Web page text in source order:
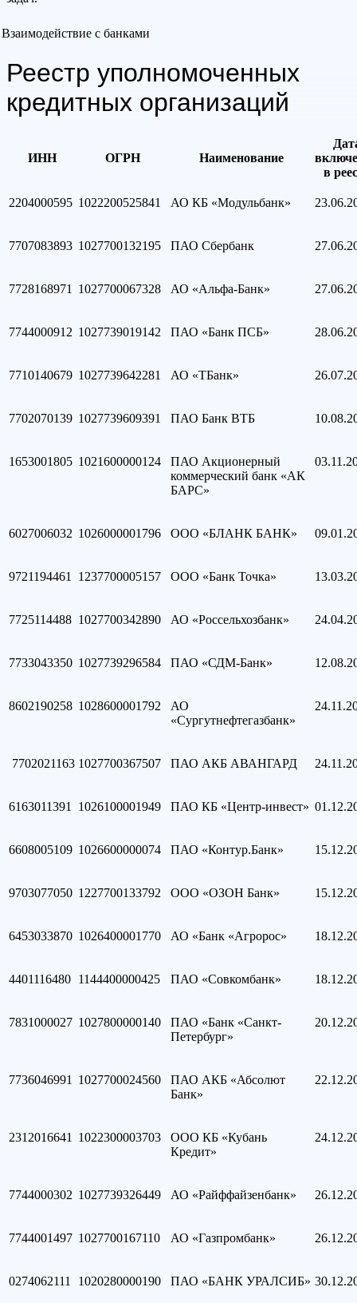
Взаимодействие с банками
Реестр уполномоченных
кредитных организаций
ИНН ОГРН Наименование
в
2204000595 1022200525841 АО КБ «Модульбанк»
7707083893 1027700132195 ПАО Сбербанк
7728168971 1027700067328 АО «Альфа-Банк»
7744000912 1027739019142 ПАО «Банк ПСБ»
7710140679 1027739642281 АО «ТБанк»
7702070139 1027739609391 ПАО Банк ВТБ
1653001805 1021600000124
ПАО Акционерный
коммерческий банк «АК
БАРС»
6027006032 1026000001796 ООО «БЛАНК БАНК»
9721194461 1237700005157 ООО «Банк Точка»
7725114488 1027700342890 АО «Россельхозбанк»
7733043350 1027739296584 ПАО «СДМ-Банк»
8602190258 1028600001792
АО
«Сургутнефтегазбанк»
7702021163 1027700367507 ПАО АКБ АВАНГАРД
6163011391 1026100001949 ПАО КБ «Центр-инвест»
6608005109 1026600000074 ПАО «Контур.Банк»
9703077050 1227700133792 ООО «ОЗОН Банк»
6453033870 1026400001770 АО «Банк «Агророс»
4401116480 1144400000425 ПАО «Совкомбанк»
7831000027 1027800000140
ПАО «Банк «Санкт-
Петербург»
7736046991 1027700024560
ПАО АКБ «Абсолют
Банк»
2312016641 1022300003703
ООО КБ «Кубань
Кредит»
7744000302 1027739326449 АО «Райффайзенбанк»
7744001497 1027700167110 АО «Газпромбанк»
0274062111 1020280000190 ПАО «БАНК УРАЛСИБ»